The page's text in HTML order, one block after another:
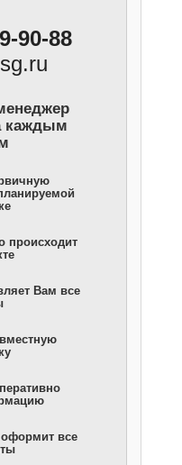
90-88
каждым
происходит
Вам все
оформит все